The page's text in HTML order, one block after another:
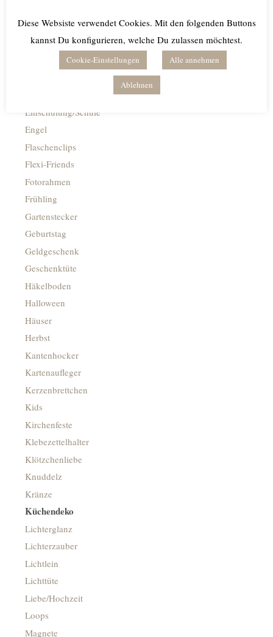
Deko Kacheln
Deko-Flaschenöffner
Deko-Ringe
Einschulung/Schule
Engel
Flaschenclips
Flexi-Friends
Fotorahmen
Frühling
Gartenstecker
Geburtstag
Geldgeschenk
Geschenktüte
Häkelboden
Halloween
Häuser
Herbst
Kantenhocker
Kartenaufleger
Kerzenbrettchen
Kids
Kirchenfeste
Klebezettelhalter
Klötzchenliebe
Knuddelz
Kränze
Küchendeko
Lichterglanz
Lichterzauber
Lichtlein
Lichttüte
Liebe/Hochzeit
Loops
Magnete
Diese Websiste verwendet Cookies. Mit den folgenden Buttons
kannst Du konfigurieren, welche Du zulassen möchtest.
Cookie-Einstellungen Alle annehmen
Ablehnen